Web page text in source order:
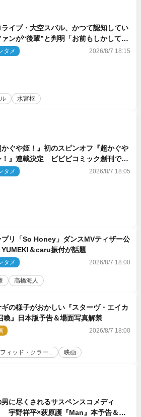
ライブ・大空スバル、かつて認知してい
ンが“後輩”と判明「お前もしかしてあ
の？」
タメ 2026/8/7 18:15
水宮枢
かぐや姫！』初のスピンオフ『超かぐや
！』連載決定 ビビビコミック創刊で31
挙公開
タメ 2026/8/7 18:05
プリ「So Honey」ダンスMVティザー公
＆caru振付が話題
タメ 2026/8/7 18:00
高橋海人
ギの様子がおかしい『スターヴ・エイカ
喚』日本版予告＆場面写真解禁
2026/8/7 18:00
ィッド・クラー... 映画
に尽くされるサスペンスコメディ
宇野祥平×萩原護『Man』本予告＆新